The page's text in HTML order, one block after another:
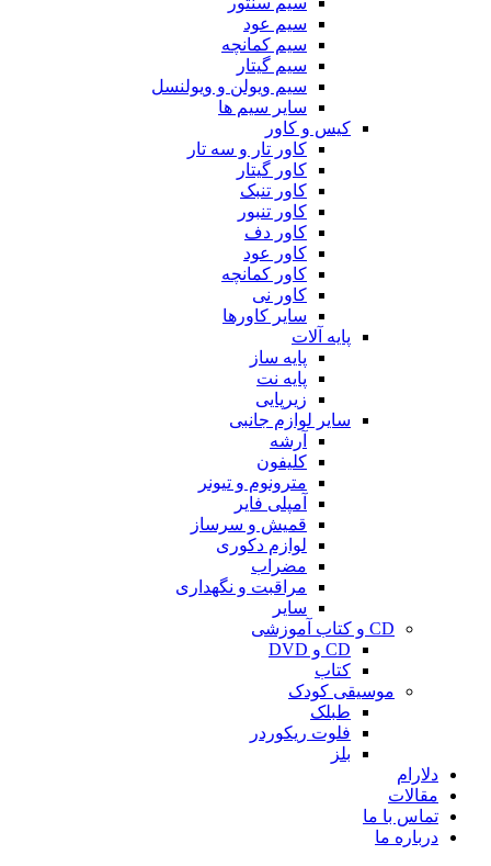
سیم عود
سیم کمانچه
سیم گیتار
سیم ویولن و ویولنسل
سایر سیم ها
کیس و کاور
کاور تار و سه تار
کاور گیتار
کاور تنبک
کاور تنبور
کاور دف
کاور عود
کاور کمانچه
کاور نی
سایر کاورها
پایه آلات
پایه ساز
پایه نت
زیرپایی
سایر لوازم جانبی
آرشه
کلیفون
مترونوم و تیونر
آمپلی فایر
قمیش و سرساز
لوازم دکوری
مضراب
مراقبت و نگهداری
سایر
CD و کتاب آموزشی
CD و DVD
کتاب
موسیقی کودک
طبلک
فلوت ریکوردر
بلز
دلارام
مقالات
تماس با ما
درباره ما